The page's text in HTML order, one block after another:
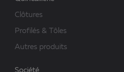
Clôtures
Profilés & Tôles
Autres produits